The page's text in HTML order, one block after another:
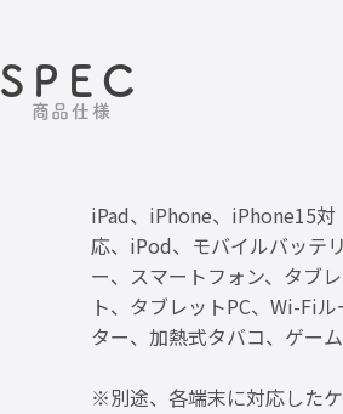
SPEC
商品仕様
iPad、iPhone、iPhone15対
応、iPod、モバイルバッテ
ー、スマートフォン、タブ
ト、タブレットPC、Wi-Fiル
ター、加熱式タバコ、ゲー
※別途、各端末に対応した